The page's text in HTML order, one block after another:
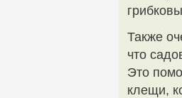
Также
что
Это
клещи,